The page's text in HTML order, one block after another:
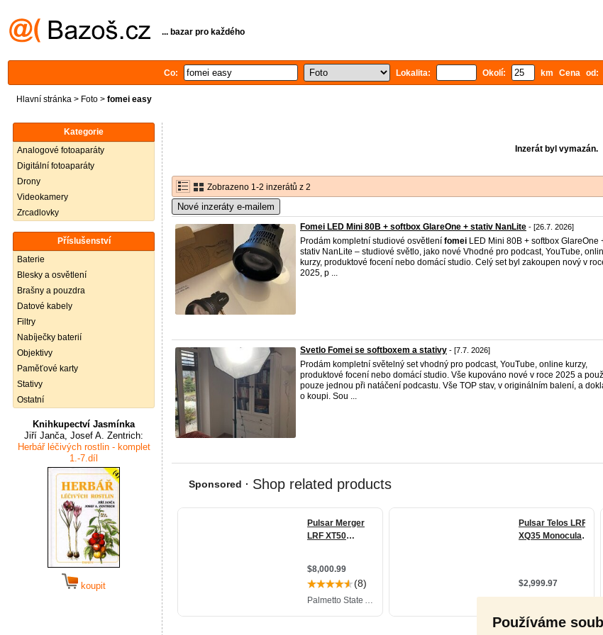
Používáme
... bazar pro každého
Co: Lokalita: Okolí: km Cena od:
Hlavní stránka > Foto > fomei easy
Kategorie
Analogové fotoaparáty
Digitální fotoaparáty
Drony
Videokamery
Zrcadlovky
Příslušenství
Baterie
Blesky a osvětlení
Brašny a pouzdra
Datové kabely
Filtry
Nabíječky baterií
Objektivy
Paměťové karty
Stativy
Ostatní
Knihkupectví Jasmínka
Jiří Janča, Josef A. Zentrich:
Herbář léčivých rostlin - komplet
1.-7.díl
koupit
Inzerát byl vymazán.
Zobrazeno 1-2 inzerátů z 2
Nové inzeráty e-mailem
Fomei LED Mini 80B + softbox GlareOne + stativ NanLite - [26.7. 2026]
Prodám kompletní studiové osvětlení fomei LED Mini 80B + softbox GlareOne
stativ NanLite – studiové světlo, jako nové Vhodné pro podcast, YouTube,
kurzy, produktové focení nebo domácí studio. Celý set byl zakoupen nový v
2025, p ...
Svetlo Fomei se softboxem a stativy - [7.7. 2026]
Prodám kompletní světelný set vhodný pro podcast, YouTube, online kurzy,
produktové focení nebo domácí studio. Vše kupováno nové v roce 2025 a
pouze jednou při natáčení podcastu. Vše TOP stav, v originálním balení, a
o koupi. Sou ...